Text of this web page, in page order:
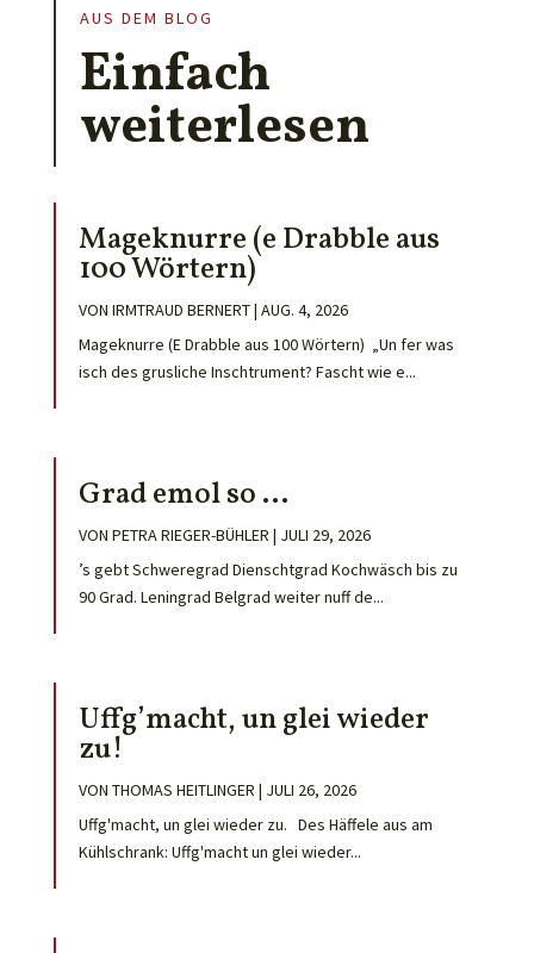
AUS DEM BLOG
Einfach
weiterlesen
Mageknurre (e Drabble aus
100 Wörtern)
VON IRMTRAUD BERNERT| AUG. 4, 2026
Mageknurre (E Drabble aus 100 Wörtern) „Un fer was
isch des grusliche Inschtrument? Fascht wie e...
Grad emol so …
VON PETRA RIEGER-BÜHLER | JULI 29, 2026
’s gebt Schweregrad Dienschtgrad Kochwäsch bis zu
90 Grad. Leningrad Belgrad weiter nuff de...
Uffg’macht, un glei wieder
zu!
VON THOMAS HEITLINGER | JULI 26, 2026
Uffg'macht, un glei wieder zu. Des Häffele aus am
Kühlschrank: Uffg'macht un glei wieder...